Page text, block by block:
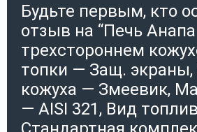
Будьте первым, кто
отзыв на “Печь
трехстороннем
топки — Защ.
кожуха — Змеевик,
— AISI 321, Вид